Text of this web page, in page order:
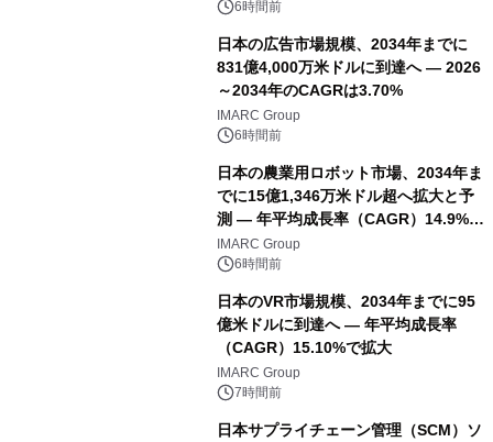
6時間前
日本の広告市場規模、2034年までに
831億4,000万米ドルに到達へ ― 2026
～2034年のCAGRは3.70%
IMARC Group
6時間前
日本の農業用ロボット市場、2034年ま
でに15億1,346万米ドル超へ拡大と予
測 ― 年平均成長率（CAGR）14.9%を
記録
IMARC Group
6時間前
日本のVR市場規模、2034年までに95
億米ドルに到達へ ― 年平均成長率
（CAGR）15.10%で拡大
IMARC Group
7時間前
日本サプライチェーン管理（SCM）ソ